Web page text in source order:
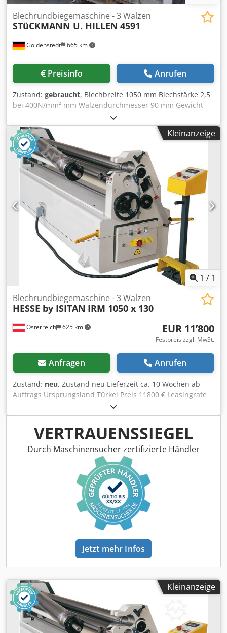
Goldenstedt 665 km
Blechrundbiegemaschine - 3 Walzen
STüCKMANN U. HILLEN 4591
Preisinfo Anrufen
Zustand: gebraucht, Blechbreite 1050 mm Blechstärke 2,5
bei 400N/mm² mm Walzendurchmesser 90 mm Gewicht
ca. 490 kg Motorische Dreiwalzen Rundbiegemaschine in
asymmetrischer Anordnung. Oberwalze nach vorn
ausschwenkbar Biegewalzenzustellung mit Handrad zum
konisch Biegen geeignet Not-Aus Leine Maschine kommt
aus einer Ausbildungswerkstatt und ist in einem sehr
guten Zustand Djdozfayfopfx Anyewa
Kleinanzeige
1 / 1
Österreich 625 km
Blechrundbiegemaschine - 3 Walzen
HESSE by ISITAN IRM 1050 x 130
EUR 11’800
Festpreis zzgl. MwSt.
Anfragen Anrufen
Zustand: neu, Zustand neu Lieferzeit ca. 10 Wochen ab
Auftrags Ursprungsland Türkei Preis 11800 € Leasingrate
226.56 € Biegelänge 1050 mm Max. Biegekapazität -
Baustahl 5 mm Oberwalzendurchmesser 130 mm
Dodpeynngtofx Anyowa Rollgeschwindigkeit 3,5 m/min
Motorleistung 2.2 kW Länge 2200 mm Breite 750 mm Höhe
1000 mm Gewicht 1200 kg 3 Walzen Asymetrische
Walzenanordnung - mit Vorbiegung 2 angetriebene
Walzen mittels Bremsmotor manuelle
Seitenwalzenzustellung Ausschwenkbare Oberwalze nach
vorne Vorwärts/Rückwärtslauf Konischrunden durch
Schrägstellung der Hinterwalze Bewegliches Bedienpult
Betriebsanleitung in DEUTSCH oder ENGLISCH OPTIONEN
(PREISE AUF ANFRAGE): gehärtete Walzen motorische
Seitenwalzenzustellung Digitalanzeige für die
Seitenwalzenposition
VERTRAUENSSIEGEL
Durch Maschinensucher zertifizierte Händler
Jetzt mehr Infos
Kleinanzeige